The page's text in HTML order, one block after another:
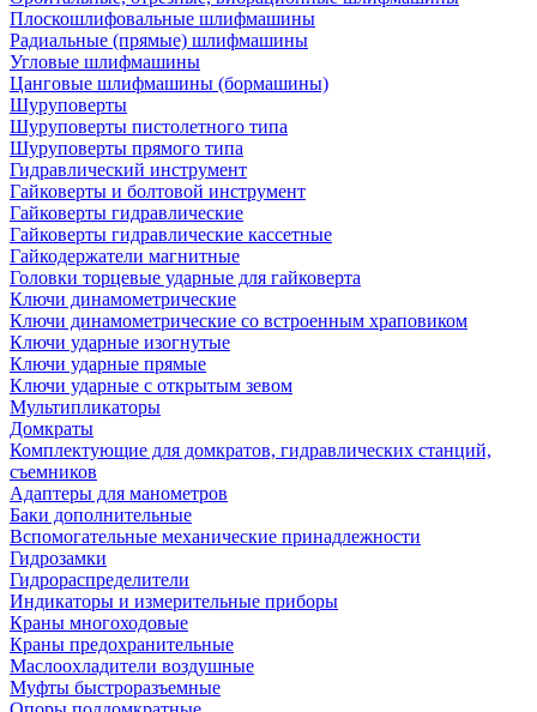
Плоскошлифовальные шлифмашины
Радиальные (прямые) шлифмашины
Угловые шлифмашины
Цанговые шлифмашины (бормашины)
Шуруповерты
Шуруповерты пистолетного типа
Шуруповерты прямого типа
Гидравлический инструмент
Гайковерты и болтовой инструмент
Гайковерты гидравлические
Гайковерты гидравлические кассетные
Гайкодержатели магнитные
Головки торцевые ударные для гайковерта
Ключи динамометрические
Ключи динамометрические со встроенным храповиком
Ключи ударные изогнутые
Ключи ударные прямые
Ключи ударные с открытым зевом
Мультипликаторы
Домкраты
Комплектующие для домкратов, гидравлических станций,
съемников
Адаптеры для манометров
Баки дополнительные
Вспомогательные механические принадлежности
Гидрозамки
Гидрораспределители
Индикаторы и измерительные приборы
Краны многоходовые
Краны предохранительные
Маслоохладители воздушные
Муфты быстроразъемные